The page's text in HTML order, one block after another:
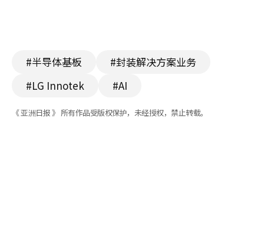
#半导体基板
#封装解决方案业务
#LG Innotek
#AI
《 亚洲日报 》 所有作品受版权保护，未经授权，禁止转载。